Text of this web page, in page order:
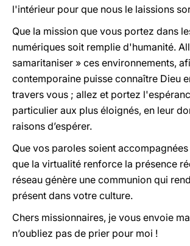
l'intérieur pour que nous le laissions
Que la mission que vous portez dans
numériques soit remplie d'humanité.
samaritaniser » ces environnements,
contemporaine puisse connaître Dieu
travers vous ; allez et portez
particulier aux plus éloignés, en leur
raisons d’espérer.
Que vos paroles soient
que la virtualité renforce la présence
réseau génère une communion qui
présent dans votre culture.
Chers missionnaires, je vous envoie
n’oubliez pas de prier pour moi !